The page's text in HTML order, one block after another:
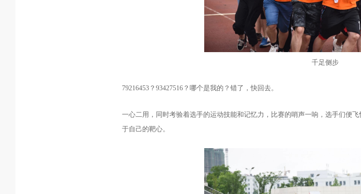
千足侧步
79216453？93427516？哪个是我的？错了，快回去。
一心二用，同时考验着选手的运动技能和记忆力，比赛的哨声一响，选手们便
于自己的靶心。